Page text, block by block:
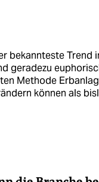
bekannteste Trend
geradezu
Methode
können als